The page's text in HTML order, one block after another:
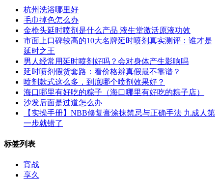
杭州洗浴哪里好
毛巾掉色怎么办
金枪头延时喷剂是什么产品 液生堂激活原液功效
市面上口碑较高的10大名牌延时喷剂真实测评：谁才是
延时之王
男人经常用延时喷剂好吗？会对身体产生影响吗
延时喷剂假货套路：看价格辨真假最不靠谱？
喷剂款式这么多，到底哪个喷剂效果好？
海口哪里有好吃的粽子（海口哪里有好吃的粽子店）
沙发后面是过道怎么办
【实操手册】NBB修复膏涂抹禁忌与正确手法 九成人第
一步就错了
标签列表
宵战
享久